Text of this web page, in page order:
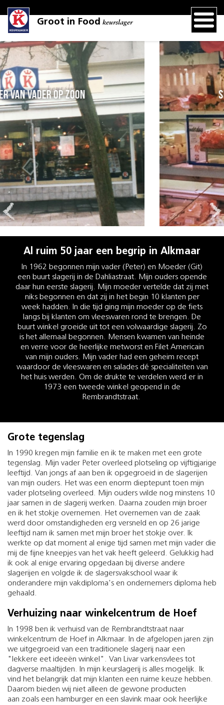
Groot in Food keurslager
Slager van vader op zoon
Al ruim 50 jaar een begrip in Alkmaar
In 1962 begonnen mijn vader (Peter) en Moeder (Git)
een buurt slagerij in de Dahliastraat. Mijn ouders opende
daar hun eerste slagerij. Mijn moeder vertelde dat zij met
niks begonnen en dat zij in het begin 10 klanten per
week hadden. In die tijd ging mijn moeder op de fiets
langs bij klanten om vleeswaren rond te brengen. De
buurt winkel groeide uit tot een volwaardige slagerij. Zo
is het allemaal begonnen. Mensen kwamen van heinde
en verre voor de heerlijke metworst en Filet Americain
van mijn ouders. Mijn vader had een geheim recept
waardoor de vleeswaren en salades dé specialiteiten van
het huis werden. Om de drukte te verdelen werd er in
1973 een tweede winkel geopend in de
Rembrandtstraat.
Grote tegenslag
In 1990 kregen mijn familie en ik te maken met een grote
tegenslag. Mijn vader Peter overleed plotseling op vijftigjarige
leeftijd. Van jongs af aan ben ik opgegroeid in de slagerijen
van mijn ouders. Het was een enorm dieptepunt toen mijn
vader plotseling overleed. Mijn ouders wilde nog minstens 10
jaar samen in de slagerij werken. Daarna zouden mijn broer
en ik het stokje overnemen. Het overnemen van de zaak
werd door omstandigheden erg versneld en op 26 jarige
leeftijd nam ik samen met mijn broer het stokje over. Ik
werkte op dat moment al enige tijd samen met mijn vader die
mij de fijne kneepjes van het vak heeft geleerd. Gelukkig had
ik ook al enige ervaring opgedaan bij diverse andere
slagerijen en volgde ik de slagersvakschool waar ik
onderandere mijn vakdiploma's en ondernemers diploma heb
gehaald.
Verhuizing naar winkelcentrum de Hoef
In 1998 ben ik verhuisd van de Rembrandtstraat naar
winkelcentrum de Hoef in Alkmaar. In de afgelopen jaren zijn
we uitgegroeid van een traditionele slagerij naar een
"lekkere eet ideeën winkel". Van Livar varkensvlees tot
dagverse maaltijden. In mijn keurslagerij is alles mogelijk. Ik
vind het belangrijk dat mijn klanten een ruime keuze hebben.
Daarom bieden wij niet alleen de gewone producten
aan zoals een hamburger en een slavink maar ook heerlijke